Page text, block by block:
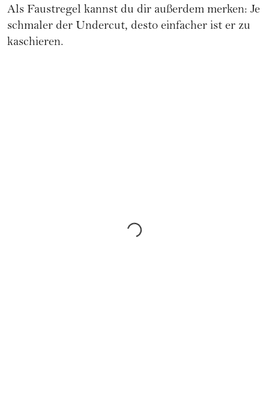
Als Faustregel kannst du dir außerdem merken: Je
schmaler der Undercut, desto einfacher ist er zu
kaschieren.